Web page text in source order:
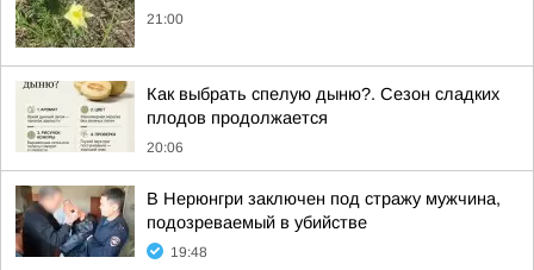
21:00
Как выбрать спелую дыню?. Сезон сладких
плодов продолжается
20:06
В Нерюнгри заключен под стражу мужчина,
подозреваемый в убийстве
19:48